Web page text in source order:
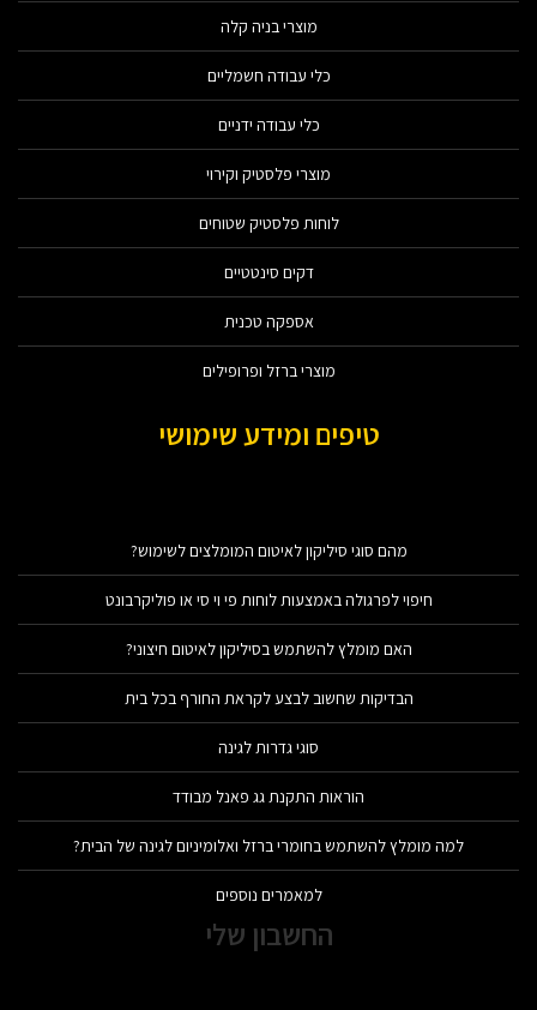
מוצרי בניה קלה
כלי עבודה חשמליים
כלי עבודה ידניים
מוצרי פלסטיק וקירוי
לוחות פלסטיק שטוחים
דקים סינטטיים
אספקה טכנית
מוצרי ברזל ופרופילים
טיפים ומידע שימושי
מהם סוגי סיליקון לאיטום המומלצים לשימוש?
חיפוי לפרגולה באמצעות לוחות פי וי סי או פוליקרבונט
האם מומלץ להשתמש בסיליקון לאיטום חיצוני?
הבדיקות שחשוב לבצע לקראת החורף בכל בית
סוגי גדרות לגינה
הוראות התקנת גג פאנל מבודד
למה מומלץ להשתמש בחומרי ברזל ואלומיניום לגינה של הבית?
למאמרים נוספים
החשבון שלי